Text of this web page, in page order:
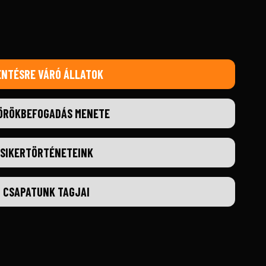
VÁRÓ ÁLLATOK
MENETE
SIKERTÖRTÉNETEINK
CSAPATUNK TAGJAI